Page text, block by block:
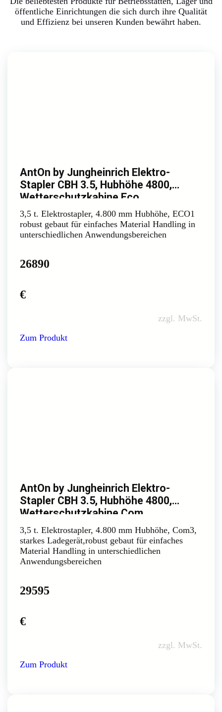
öffentliche Einrichtungen die sich durch ihre Qualität
und Effizienz bei unseren Kunden bewährt haben.
AntOn by Jungheinrich Elektro-
Stapler CBH 3.5, Hubhöhe 4800,
Wetterschutzkabine Eco
3,5 t. Elektrostapler, 4.800 mm Hubhöhe, ECO1
robust gebaut für einfaches Material Handling in
unterschiedlichen Anwendungsbereichen
26890
€
zzgl. MwSt.
Zum Produkt
AntOn by Jungheinrich Elektro-
Stapler CBH 3.5, Hubhöhe 4800,
Wetterschutzkabine Com
3,5 t. Elektrostapler, 4.800 mm Hubhöhe, Com3,
starkes Ladegerät,robust gebaut für einfaches
Material Handling in unterschiedlichen
Anwendungsbereichen
29595
€
zzgl. MwSt.
Zum Produkt